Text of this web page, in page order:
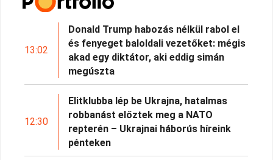
13:02
Donald Trump habozás nélkül rabol el
és fenyeget baloldali vezetőket: mégis
akad egy diktátor, aki eddig simán
megúszta
12:30
Elitklubba lép be Ukrajna, hatalmas
robbanást előztek meg a NATO
repterén – Ukrajnai háborús híreink
pénteken